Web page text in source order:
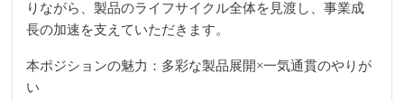
りながら、製品のライフサイクル全体を見渡し、事業成
長の加速を支えていただきます。
本ポジションの魅力：多彩な製品展開×一気通貫のやりが
い